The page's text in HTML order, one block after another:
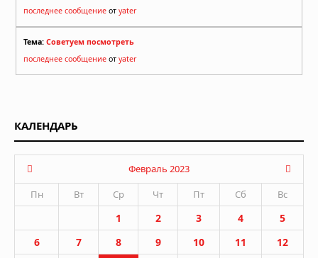
последнее сообщение от yater
Тема: Советуем посмотреть
последнее сообщение от yater
КАЛЕНДАРЬ
Февраль 2023
Пн
Вт Ср Чт Пт Сб Вс
1 2 3 4
5
6
7 8 9 10 11
12